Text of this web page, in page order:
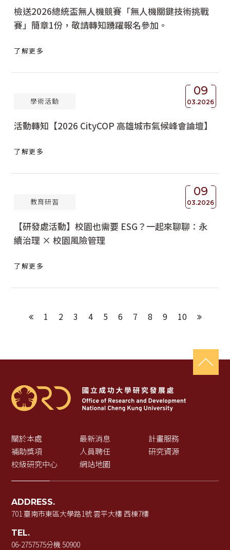
檢送2026總統盃無人機競賽「無人機關鍵技術挑戰
賽」簡章1份，敬請轉知踴躍報名參加。
了解更多
09
03.2026
學術活動
活動轉知【2026 CityCOP 高雄城市氣候峰會論壇】
了解更多
09
03.2026
教育研習
【研發處活動】校園也需要 ESG？一起來聊聊：永
續治理 × 校園風險管理
了解更多
上一頁
1 2 3 4 5 6 7 8 9 10 下一頁
關於本處 最新消息
計畫服務
補助獎項
人員聘任
研究資源
校級研究中心
網站地圖
ADDRESS.
701 臺南市東區大學路1號 雲平大樓 西棟7樓
TEL.
06-2757575分機 50900